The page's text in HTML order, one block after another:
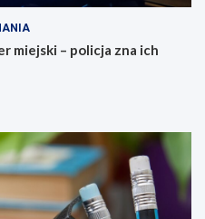
miejski – policja zna ich